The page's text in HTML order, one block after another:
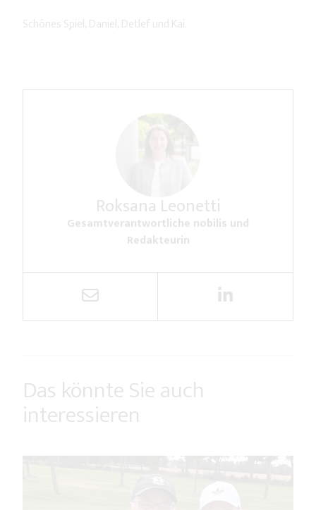
Schönes Spiel, Daniel, Detlef und Kai.
Roksana Leonetti
Gesamtverantwortliche nobilis und
Redakteurin
Das könnte Sie auch
interessieren